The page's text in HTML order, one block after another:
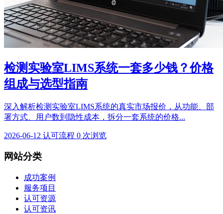
检测实验室LIMS系统一套多少钱？价格
组成与选型指南
深入解析检测实验室LIMS系统的真实市场报价，从功能、部
署方式、用户数到隐性成本，拆分一套系统的价格...
2026-06-12 认可流程 0 次浏览
网站分类
成功案例
服务项目
认可资源
认可资讯